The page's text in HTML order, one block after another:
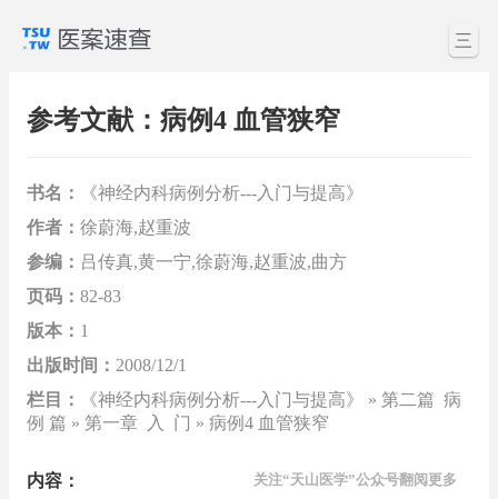
三
参考文献：病例4 血管狭窄
书名：
《神经内科病例分析---入门与提高》
作者： 徐蔚海,赵重波
参编： 吕传真,黄一宁,徐蔚海,赵重波,曲方
页码： 82-83
版本： 1
出版时间： 2008/12/1
栏目：
《神经内科病例分析---入门与提高》 » 第二篇 病
例 篇 » 第一章 入 门 » 病例4 血管狭窄
内容： 关注“天山医学”公众号翻阅更多